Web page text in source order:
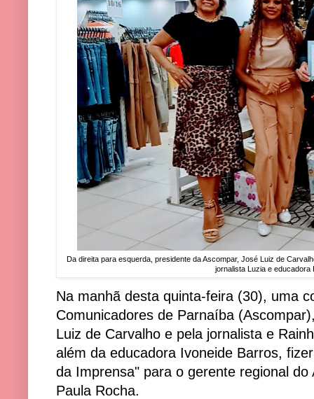
Da direita para esquerda, presidente da Ascompar, José Luiz de
jornalista Luzia e educadora
Na manhã desta quinta-feira (30), uma
Comunicadores de Parnaíba
Luiz de Carvalho e pela jornalista e
além da educadora Ivoneide Barros,
da Imprensa" para o gerente regional
Paula Rocha.